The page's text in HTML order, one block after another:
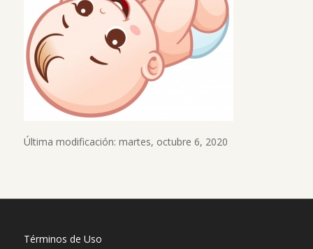
Última modificación: martes, octubre 6, 2020
Términos de Uso